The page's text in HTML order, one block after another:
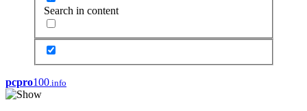
Search in content
pcpro100.info